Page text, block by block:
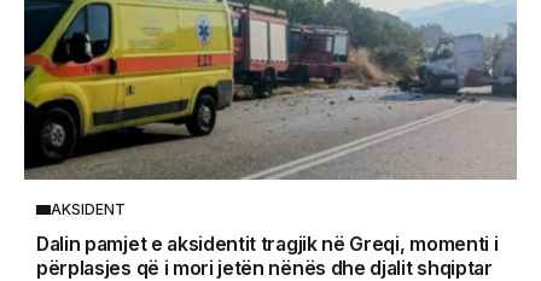
AKSIDENT
Dalin pamjet e aksidentit tragjik në Greqi, momenti i
përplasjes që i mori jetën nënës dhe djalit shqiptar